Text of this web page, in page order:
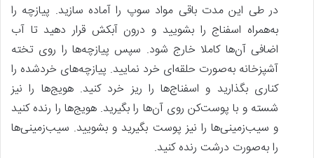
در طی این مدت باقی مواد سوپ را آماده سازید. پیازچه را
به‌همراه اسفناج را بشویید و درون آبکش قرار دهید تا آب
اضافی آن‌ها کاملا خارج شود. سپس پیازچه‌ها را روی تخته
آشپزخانه به‌صورت حلقه‌ای خرد نمایید. پیازچه‌های خردشده را
کناری بگذارید و اسفناج‌ها را ریز خرد کنید. هویج‌ها را نیز
شسته و با پوست‌کن روی آن‌ها را بگیرید. هویج‌ها را رنده کنید
و سیب‌زمینی‌ها را نیز پوست بگیرید و بشویید. سیب‌زمینی‌ها
را به‌صورت درشت رنده کنید.